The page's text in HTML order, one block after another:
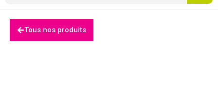
Tous nos produits